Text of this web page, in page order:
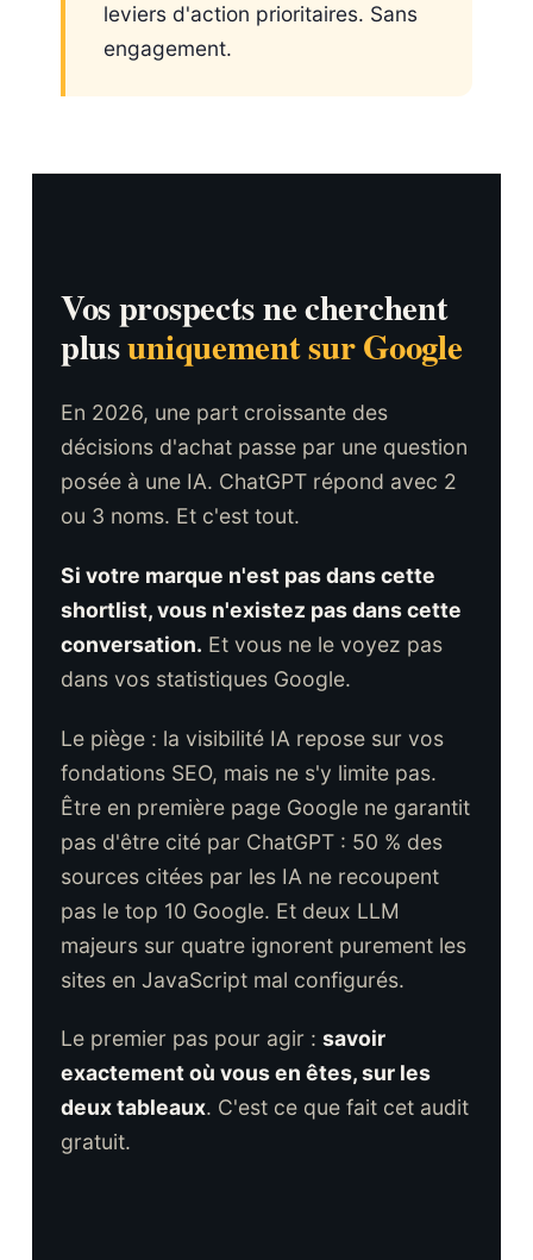
leviers d'action prioritaires. Sans
engagement.
Vos prospects ne cherchent
plusuniquement sur Google
En 2026, une part croissante des
décisions d'achat passe par une question
posée à une IA. ChatGPT répond avec 2
ou 3 noms. Et c'est tout.
Si votre marque n'est pas dans cette
shortlist, vous n'existez pas dans cette
conversation. Et vous ne le voyez pas
dans vos statistiques Google.
Le piège : la visibilité IA repose sur vos
fondations SEO, mais ne s'y limite pas.
Être en première page Google ne garantit
pas d'être cité par ChatGPT : 50 % des
sources citées par les IA ne recoupent
pas le top 10 Google. Et deux LLM
majeurs sur quatre ignorent purement les
sites en JavaScript mal configurés.
Le premier pas pour agir : savoir
exactement où vous en êtes, sur les
deux tableaux. C'est ce que fait cet audit
gratuit.